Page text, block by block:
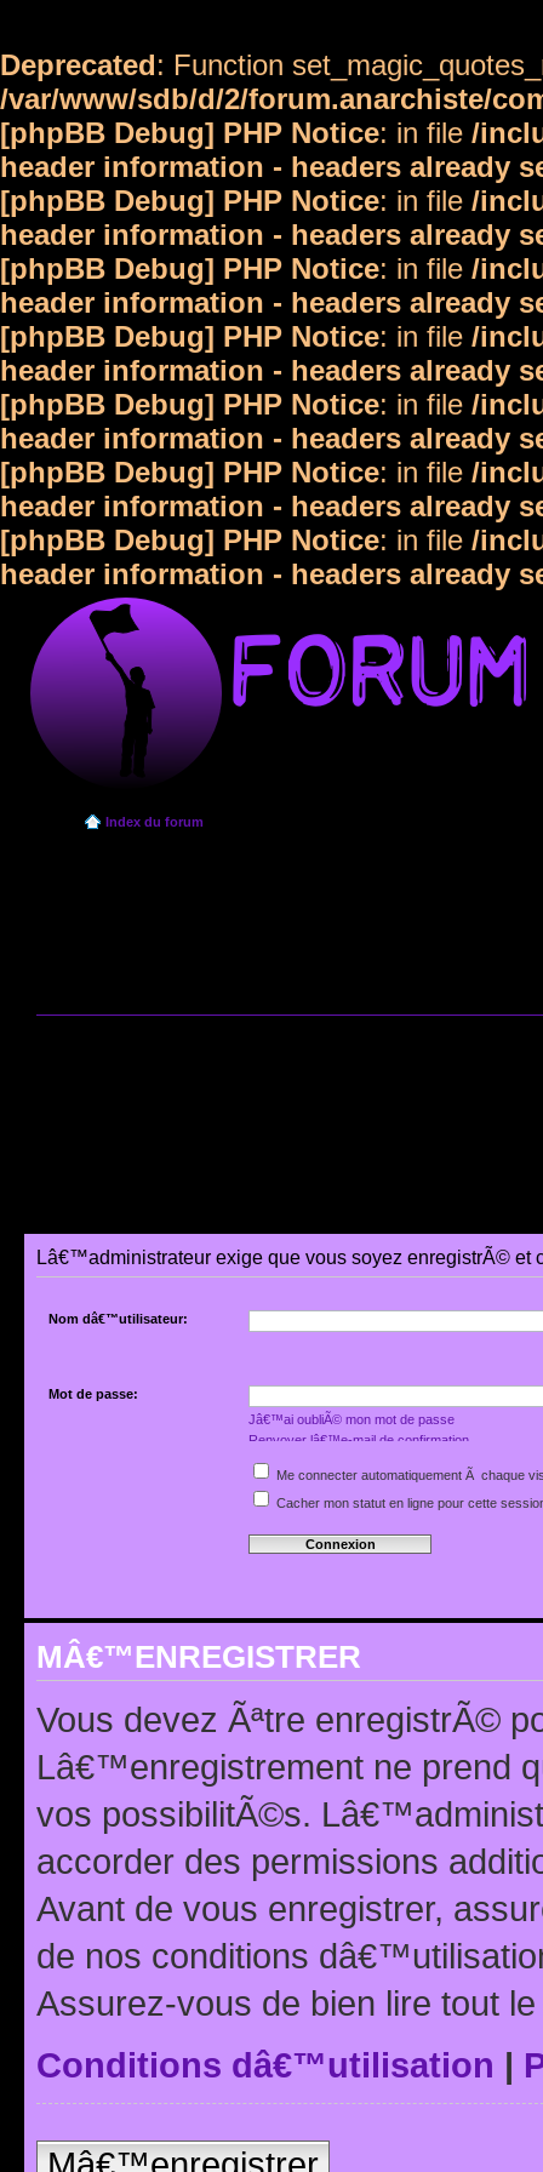
Deprecated: Function
/var/www/sdb/d/2/forum.anarchiste/
[phpBB Debug] PHP Notice: in file /
header information - headers already
[phpBB Debug] PHP Notice: in file /
header information - headers already
[phpBB Debug] PHP Notice: in file /
header information - headers already
[phpBB Debug] PHP Notice: in file /
header information - headers already
[phpBB Debug] PHP Notice: in file /
header information - headers already
[phpBB Debug] PHP Notice: in file /
header information - headers already
[phpBB Debug] PHP Notice: in file /
header information - headers already
Index du forum
Lâ€™administrateur exige que vous soyez enregistrÃ©
Nom dâ€™utilisateur:
Mot de passe:
Jâ€™ai oubliÃ© mon mot de passe
Renvoyer lâ€™e-mail de confirmation
Me connecter automatiquement Ã chaque
Cacher mon statut en ligne pour cette
MÂ€™ENREGISTRER
Vous devez Ãªtre enregistrÃ©
Lâ€™enregistrement ne prend
vos possibilitÃ©s.
accorder des permissions
Avant de vous enregistrer,
de nos conditions
Assurez-vous de bien lire tout
Conditions dâ€™utilisation |
Mâ€™enregistrer